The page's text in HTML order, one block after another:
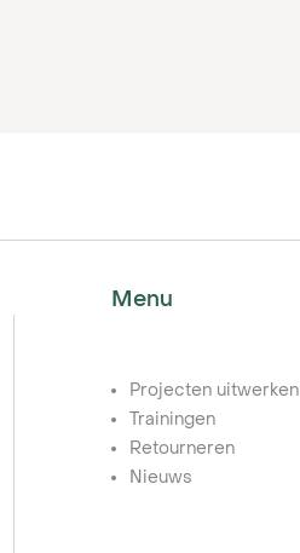
Menu
Projecten uitwerken
Trainingen
Retourneren
Nieuws